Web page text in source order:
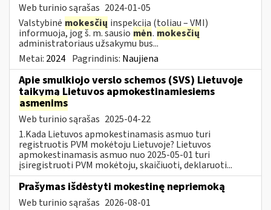
Web turinio sąrašas 2024-01-05
Valstybinė mokesčių inspekcija (toliau – VMI)
informuoja, jog š. m. sausio mėn. mokesčių
administratoriaus užsakymu bus...
Metai: 2024 Pagrindinis: Naujiena
Apie smulkiojo verslo schemos (SVS) Lietuvoje
taikymą Lietuvos apmokestinamiesiems
asmenims
Web turinio sąrašas 2025-04-22
1.Kada Lietuvos apmokestinamasis asmuo turi
registruotis PVM mokėtoju Lietuvoje? Lietuvos
apmokestinamasis asmuo nuo 2025-05-01 turi
įsiregistruoti PVM mokėtoju, skaičiuoti, deklaruoti...
Prašymas išdėstyti mokestinę nepriemoką
Web turinio sąrašas 2026-08-01